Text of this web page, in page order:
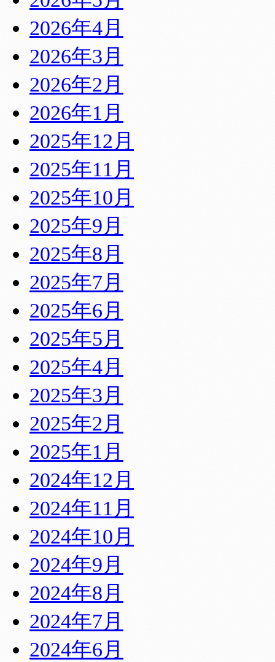
2026年4月
2026年3月
2026年2月
2026年1月
2025年12月
2025年11月
2025年10月
2025年9月
2025年8月
2025年7月
2025年6月
2025年5月
2025年4月
2025年3月
2025年2月
2025年1月
2024年12月
2024年11月
2024年10月
2024年9月
2024年8月
2024年7月
2024年6月